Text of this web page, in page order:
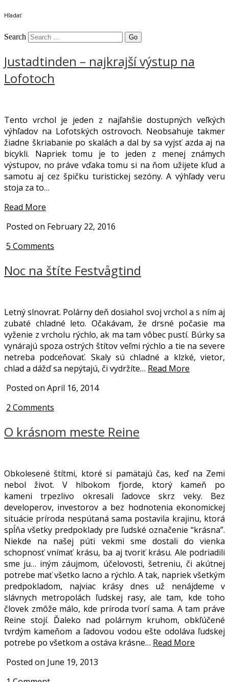
Hľadať
Search
Justadtinden – najkrajší výstup na
Lofotoch
Tento vrchol je jeden z najľahšie dostupných veľkých
výhľadov na Lofotských ostrovoch. Neobsahuje takmer
žiadne škriabanie po skalách a dal by sa vyjsť azda aj na
bicykli. Napriek tomu je to jeden z menej známych
výstupov, no práve vďaka tomu si na ňom užijete kľud a
samotu aj cez špičku turistickej sezóny. A výhľady veru
stoja za to…
Read More
Posted on February 22, 2016
5 Comments
Noc na štíte Festvågtind
Letný slnovrat. Polárny deň dosiahol svoj vrchol a s ním aj
zubaté chladné leto. Očakávam, že drsné počasie ma
vyženie z vrcholu rýchlo, ak ma tam vôbec pustí. Búrky sa
vynárajú spoza ostrých štítov veľmi rýchlo a tie na severe
netreba podceňovať. Skaly sú chladné a klzké, vietor,
chlad a dážď sa nepýtajú, či vydržíte… Read More
Posted on April 16, 2014
2 Comments
O krásnom meste Reine
Obkolesené štítmi, ktoré si pamätajú čas, keď na Zemi
nebol život. V hlbokom fjorde, ktorý kameň po
kameni trpezlivo okresali ľadovce skrz veky. Bez
developerov, investorov a bez hodnotenia ekonomickej
situácie príroda nespútaná sama postavila krajinu, ktorá
spĺňa všetky predpoklady pre ľudské označenie “krásna”.
Niekde na našej púti vekmi sme dostali do vienka
schopnosť vnímať krásu, ba aj tvoriť krásu. Ale podriadili
sme ju… iným záujmom, účelovosti, šetreniu, či akútnej
potrebe mať všetko lacno a rýchlo. A tak, napriek všetkým
predpokladom, najviac krásy dnes už nenájdeme v
slávnych metropolách ľudskej rasy, ale tam, kde toho
človek zmôže málo, kde príroda tvorí sama. A tam práve
Reine stojí. Ďaleko nad polárnym kruhom, obkľúčené
tvrdým kameňom a ľadovou vodou ešte odoláva ľudskej
potrebe po všetkom a ostáva krásne… Read More
Posted on June 19, 2013